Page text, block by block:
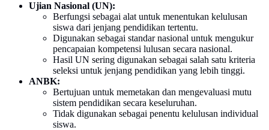
Ujian Nasional (UN):
Berfungsi sebagai alat untuk menentukan kelulusan
siswa dari jenjang pendidikan tertentu.
Digunakan sebagai standar nasional untuk mengukur
pencapaian kompetensi lulusan secara nasional.
Hasil UN sering digunakan sebagai salah satu kriteria
seleksi untuk jenjang pendidikan yang lebih tinggi.
ANBK:
Bertujuan untuk memetakan dan mengevaluasi mutu
sistem pendidikan secara keseluruhan.
Tidak digunakan sebagai penentu kelulusan individual
siswa.